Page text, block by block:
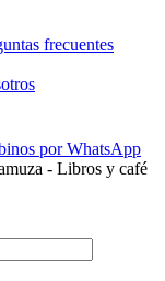
frecuentes
por WhatsApp
- Libros y café